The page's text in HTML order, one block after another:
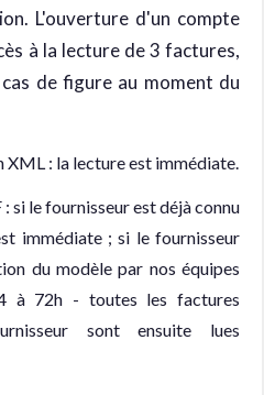
L'ouverture d'un compte
à la lecture de 3 factures,
de figure au moment du
XML : la lecture est immédiate.
si le fournisseur est déjà connu
immédiate ; si le fournisseur
du modèle par nos équipes
à 72h - toutes les factures
sont ensuite lues